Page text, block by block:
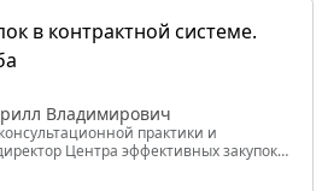
в контрактной системе.
Владимирович
практики и
Центра эффективных закупок